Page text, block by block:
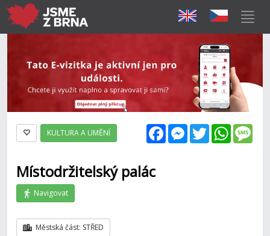
FacebookMessenger
Twitter
KULTURA A UMĚNÍ
Místodržitelský palác
Navigovat
Městská část: STŘED